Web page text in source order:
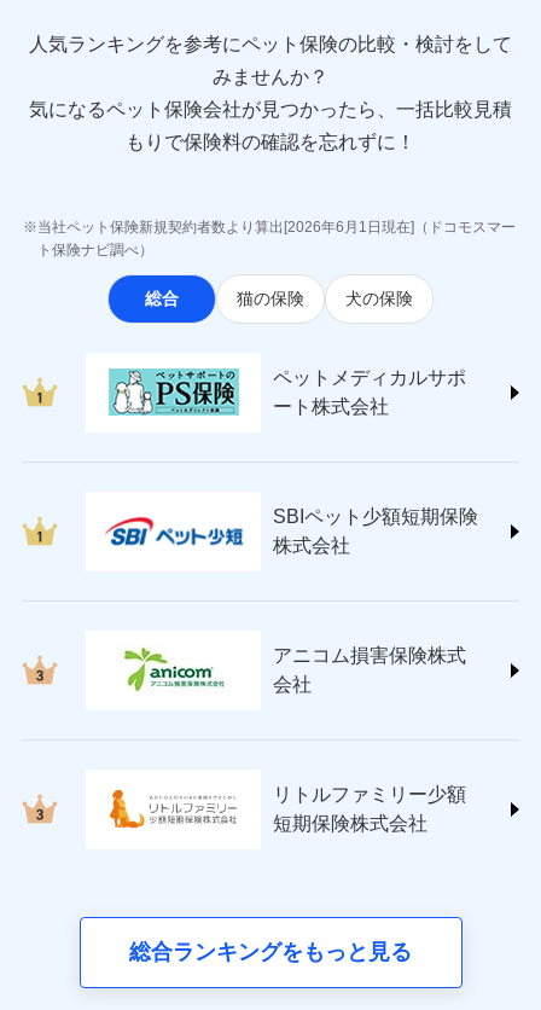
アニコム損害保険株式会社 (https://www.anicom-
東京海上ダイレクト損害保険株式会社
(https://www.e-design.net/)
AIG損害保険株式会社
(https://www.sbisonpo.co.jp/)
ジェイアイ傷害火災保険株式会社
(https://www.jihoken.co.jp/)
ソニー損害保険株式会社
(https://www.sonysonpo.co.jp/)
japan.co.jp/)
ＳＯＭＰＯダイレクト損害保険株式会社
チューリッヒ保険会社 (https://www.zurich.co.jp/)
(https://www.tokiomarine-nichido.co.jp/)
日新火災海上保険株式会社
三井住友海上火災保険株式会社 (https://www.ms-
ins.com/)
三井ダイレクト損害保険株式会社
アクサ生命保険株式会社
（https://www.axa.co.jp/）
（https://www.fwdlife.co.jp/）
ソニー生命保険株式会社
（https://www.sonylife.co.jp）
SOMPOひまわり生命保険株式会社
人気ランキングを参考にペット保険の比較・検討をして
みませんか？
気になるペット保険会社が見つかったら、一括比較見積
もりで保険料の確認を忘れずに！
当社ペット保険新規契約者数より算出[2026年6月1日現在]（ドコモスマー
ト保険ナビ調べ）
総合 猫の保険 犬の保険
ペットメディカルサポ
ート株式会社
SBIペット少額短期保険
株式会社
アニコム損害保険株式
会社
リトルファミリー少額
短期保険株式会社
総合ランキングをもっと見る